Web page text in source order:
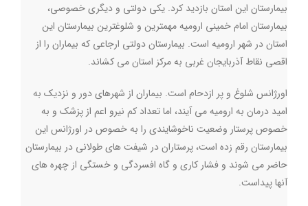
بیمارستان این استان بازدید کرد. یکی دولتی و دیگری خصوصی،
بیمارستان امام خمینی ارومیه مهمترین و شلوغترین بیمارستان این
استان در شهر ارومیه است. بیمارستان دولتی ارجاعی که بیماران را از
اقصی نقاط آذربایجان غربی به مرکز استان می کشاند.
اورژانس شلوغ و پر ازدحام است. بیماران از شهرهای دور و نزدیک به
امید درمان به ارومیه می آیند، اما تعداد کم نیرو اعم از پزشک و به
خصوص پرستار وضعیت ناخوشایندی را به خصوص در اورژانس این
بیمارستان رقم زده است، پرستاران در شیفت های طولانی در بیمارستان
حاضر می شوند و فشار کاری و گاه افسردگی و خستگی از چهره های
آنها پیداست.